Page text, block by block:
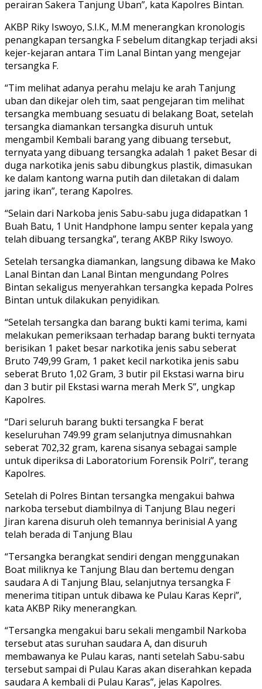
perairan Sakera Tanjung Uban”, kata Kapolres Bintan.
AKBP Riky Iswoyo, S.I.K., M.M menerangkan kronologis
penangkapan tersangka F sebelum ditangkap terjadi aksi
kejer-kejaran antara Tim Lanal Bintan yang mengejar
tersangka F.
“Tim melihat adanya perahu melaju ke arah Tanjung
uban dan dikejar oleh tim, saat pengejaran tim melihat
tersangka membuang sesuatu di belakang Boat, setelah
tersangka diamankan tersangka disuruh untuk
mengambil Kembali barang yang dibuang tersebut,
ternyata yang dibuang tersangka adalah 1 paket Besar di
duga narkotika jenis sabu dibungkus plastik, dimasukan
ke dalam kantong warna putih dan diletakan di dalam
jaring ikan”, terang Kapolres.
“Selain dari Narkoba jenis Sabu-sabu juga didapatkan 1
Buah Batu, 1 Unit Handphone lampu senter kepala yang
telah dibuang tersangka”, terang AKBP Riky Iswoyo.
Setelah tersangka diamankan, langsung dibawa ke Mako
Lanal Bintan dan Lanal Bintan mengundang Polres
Bintan sekaligus menyerahkan tersangka kepada Polres
Bintan untuk dilakukan penyidikan.
“Setelah tersangka dan barang bukti kami terima, kami
melakukan pemeriksaan terhadap barang bukti ternyata
berisikan 1 paket besar narkotika jenis sabu seberat
Bruto 749,99 Gram, 1 paket kecil narkotika jenis sabu
seberat Bruto 1,02 Gram, 3 butir pil Ekstasi warna biru
dan 3 butir pil Ekstasi warna merah Merk S”, ungkap
Kapolres.
“Dari seluruh barang bukti tersangka F berat
keseluruhan 749.99 gram selanjutnya dimusnahkan
seberat 702,32 gram, karena sisanya sebagai sample
untuk diperiksa di Laboratorium Forensik Polri”, terang
Kapolres.
Setelah di Polres Bintan tersangka mengakui bahwa
narkoba tersebut diambilnya di Tanjung Blau negeri
Jiran karena disuruh oleh temannya berinisial A yang
telah berada di Tanjung Blau
“Tersangka berangkat sendiri dengan menggunakan
Boat miliknya ke Tanjung Blau dan bertemu dengan
saudara A di Tanjung Blau, selanjutnya tersangka F
menerima titipan untuk dibawa ke Pulau Karas Kepri”,
kata AKBP Riky menerangkan.
“Tersangka mengakui baru sekali mengambil Narkoba
tersebut atas suruhan saudara A, dan disuruh
membawanya ke Pulau karas, nanti setelah Sabu-sabu
tersebut sampai di Pulau Karas akan diserahkan kepada
saudara A kembali di Pulau Karas”, jelas Kapolres.